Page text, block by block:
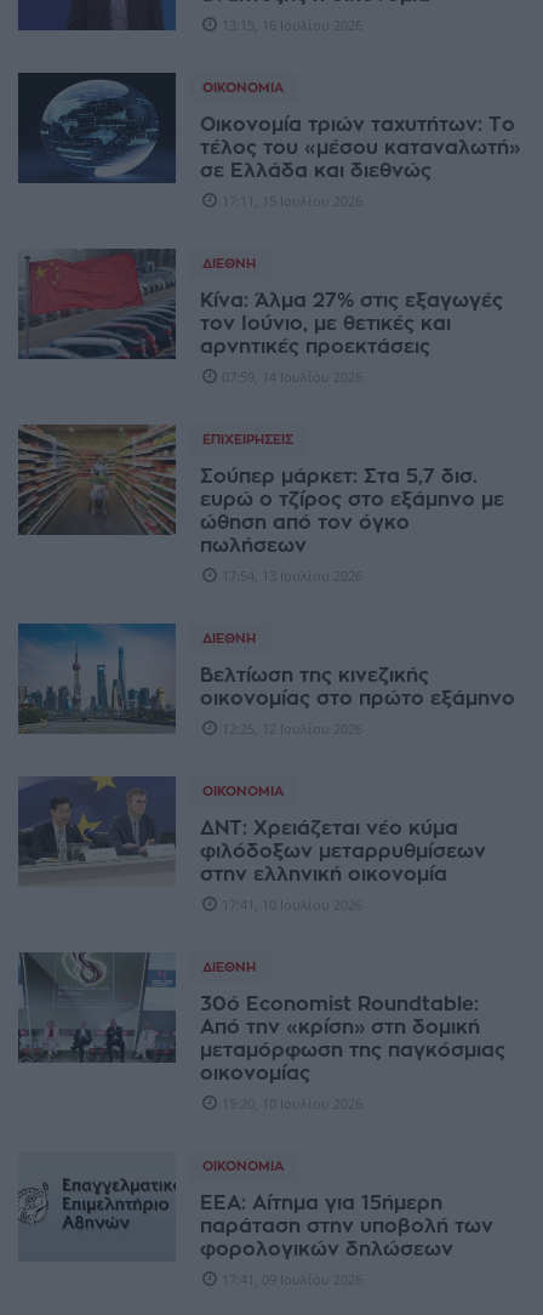
13:15, 16 Ιουλίου 2026
ΟΙΚΟΝΟΜΊΑ
Οικονομία τριών ταχυτήτων: Το
τέλος του «μέσου καταναλωτή»
σε Ελλάδα και διεθνώς
17:11, 15 Ιουλίου 2026
ΔΙΕΘΝΉ
Κίνα: Άλμα 27% στις εξαγωγές
τον Ιούνιο, με θετικές και
αρνητικές προεκτάσεις
07:59, 14 Ιουλίου 2026
ΕΠΙΧΕΙΡΉΣΕΙΣ
Σούπερ μάρκετ: Στα 5,7 δισ.
ευρώ ο τζίρος στο εξάμηνο με
ώθηση από τον όγκο
πωλήσεων
17:54, 13 Ιουλίου 2026
ΔΙΕΘΝΉ
Βελτίωση της κινεζικής
οικονομίας στο πρώτο εξάμηνο
12:25, 12 Ιουλίου 2026
ΟΙΚΟΝΟΜΊΑ
ΔΝΤ: Χρειάζεται νέο κύμα
φιλόδοξων μεταρρυθμίσεων
στην ελληνική οικονομία
17:41, 10 Ιουλίου 2026
ΔΙΕΘΝΉ
30ό Economist Roundtable:
Από την «κρίση» στη δομική
μεταμόρφωση της παγκόσμιας
οικονομίας
15:20, 10 Ιουλίου 2026
ΟΙΚΟΝΟΜΊΑ
ΕΕΑ: Αίτημα για 15ήμερη
παράταση στην υποβολή των
φορολογικών δηλώσεων
17:41, 09 Ιουλίου 2026